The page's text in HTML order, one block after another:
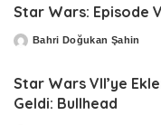
Star Wars: Episode
PostedBahri Doğukan Şahin
Star Wars VII’ye
Geldi: Bullhead